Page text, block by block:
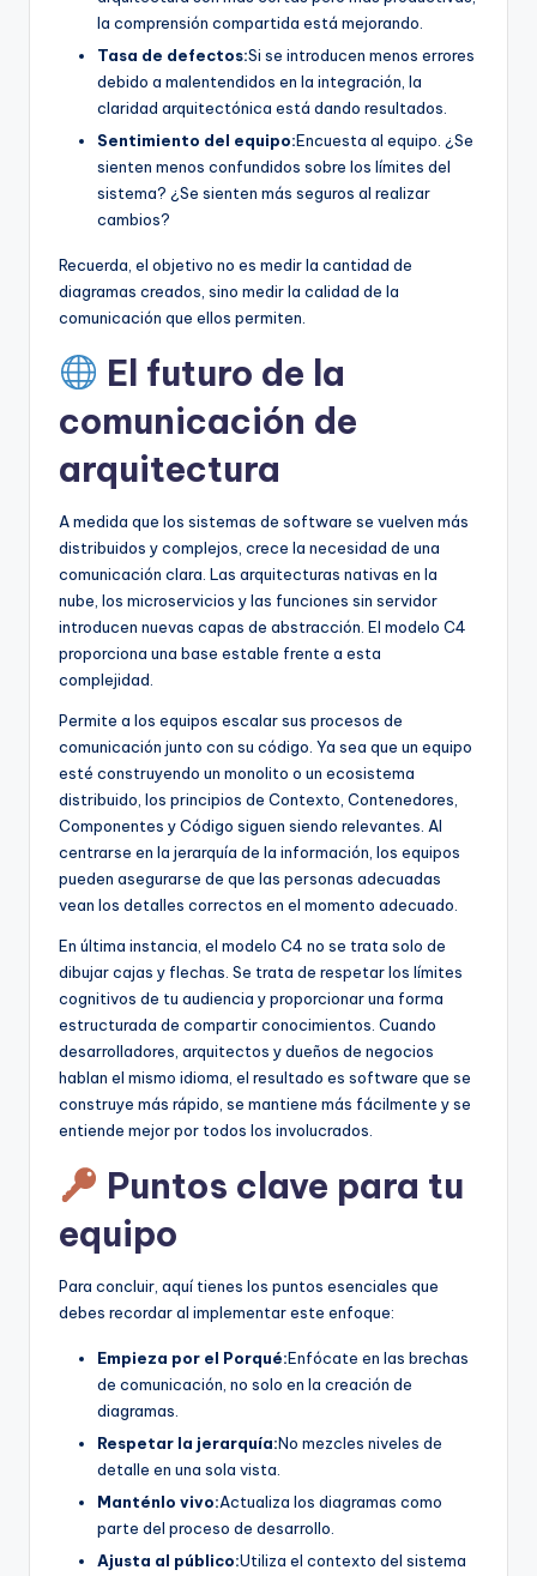
la comprensión compartida está mejorando.
Tasa de defectos:Si se introducen menos errores
debido a malentendidos en la integración, la
claridad arquitectónica está dando resultados.
Sentimiento del equipo:Encuesta al equipo. ¿Se
sienten menos confundidos sobre los límites del
sistema? ¿Se sienten más seguros al realizar
cambios?
Recuerda, el objetivo no es medir la cantidad de
diagramas creados, sino medir la calidad de la
comunicación que ellos permiten.
El futuro de la
comunicación de
arquitectura
A medida que los sistemas de software se vuelven más
distribuidos y complejos, crece la necesidad de una
comunicación clara. Las arquitecturas nativas en la
nube, los microservicios y las funciones sin servidor
introducen nuevas capas de abstracción. El modelo C4
proporciona una base estable frente a esta
complejidad.
Permite a los equipos escalar sus procesos de
comunicación junto con su código. Ya sea que un equipo
esté construyendo un monolito o un ecosistema
distribuido, los principios de Contexto, Contenedores,
Componentes y Código siguen siendo relevantes. Al
centrarse en la jerarquía de la información, los equipos
pueden asegurarse de que las personas adecuadas
vean los detalles correctos en el momento adecuado.
En última instancia, el modelo C4 no se trata solo de
dibujar cajas y flechas. Se trata de respetar los límites
cognitivos de tu audiencia y proporcionar una forma
estructurada de compartir conocimientos. Cuando
desarrolladores, arquitectos y dueños de negocios
hablan el mismo idioma, el resultado es software que se
construye más rápido, se mantiene más fácilmente y se
entiende mejor por todos los involucrados.
Puntos clave para tu
equipo
Para concluir, aquí tienes los puntos esenciales que
debes recordar al implementar este enfoque:
Empieza por el Porqué:Enfócate en las brechas
de comunicación, no solo en la creación de
diagramas.
Respetar la jerarquía:No mezcles niveles de
detalle en una sola vista.
Manténlo vivo:Actualiza los diagramas como
parte del proceso de desarrollo.
Ajusta al público:Utiliza el contexto del sistema